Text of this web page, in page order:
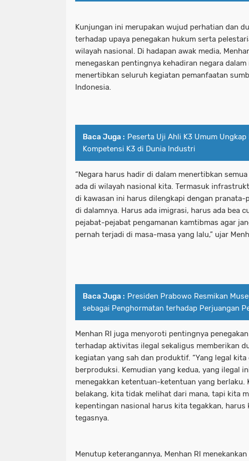
Kunjungan ini merupakan wujud perhatian dan
terhadap upaya penegakan hukum serta
wilayah nasional. Di hadapan awak media,
menegaskan pentingnya kehadiran negara
menertibkan seluruh kegiatan pemanfaatan
Indonesia.
Baca Juga : Peserta Uji Ahli K3 Umum
Kompetensi K3 di Dunia Industri
“Negara harus hadir di dalam menertibkan
ada di wilayah nasional kita. Termasuk
di kawasan ini harus dilengkapi dengan pranata-
di dalamnya. Harus ada imigrasi, harus ada bea
pejabat-pejabat pengamanan kamtibmas agar
pernah terjadi di masa-masa yang lalu,” ujar
Baca Juga : Presiden Prabowo Resmikan
sebagai Penghormatan terhadap Perjuangan
Menhan RI juga menyoroti pentingnya
terhadap aktivitas ilegal sekaligus memberikan
kegiatan yang sah dan produktif. “Yang legal
berproduksi. Kemudian yang kedua, yang ilegal
menegakkan ketentuan-ketentuan yang
belakang, kita tidak melihat dari mana, tapi kita
kepentingan nasional harus kita tegakkan, harus
tegasnya.
Menutup keterangannya, Menhan RI